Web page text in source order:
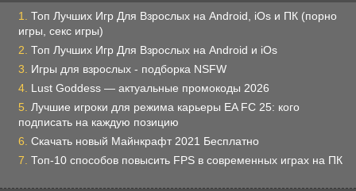
Топ Лучших Игр Для Взрослых на Android, iOs и ПК (порно
игры, секс игры)
Топ Лучших Игр Для Взрослых на Android и iOs
Игры для взрослых - подборка NSFW
Lust Goddess — актуальные промокоды 2026
Лучшие игроки для режима карьеры EA FC 25: кого
подписать на каждую позицию
Скачать новый Майнкрафт 2021 Бесплатно
Топ-10 способов повысить FPS в современных играх на ПК